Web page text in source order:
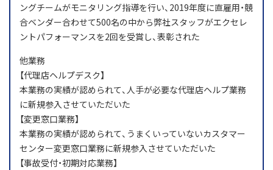
ングチームがモニタリング指導を行い、2019年度に直雇用・競
合ベンダー合わせて500名の中から弊社スタッフがエクセレ
ントパフォーマンスを2回を受賞し、表彰された
他業務
【代理店ヘルプデスク】
本業務の実績が認められて、人手が必要な代理店ヘルプ業務
に新規参入させていただいた
【変更窓口業務】
本業務の実績が認められて、うまくいっていないカスタマー
センター変更窓口業務に新規参入させていただいた
【事故受付・初期対応業務】